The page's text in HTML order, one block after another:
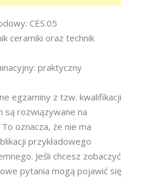
CES.05
ceramiki oraz technik
praktyczny
egzaminy z tzw. kwalifikacji
są rozwiązywane na
oznacza, że nie ma
przykładowego
Jeśli chcesz zobaczyć
pytania mogą pojawić się